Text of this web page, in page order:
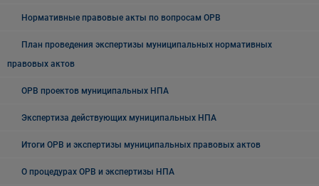
Нормативные правовые акты по вопросам ОРВ
План проведения экспертизы муниципальных нормативных
правовых актов
ОРВ проектов муниципальных НПА
Экспертиза действующих муниципальных НПА
Итоги ОРВ и экспертизы муниципальных правовых актов
О процедурах ОРВ и экспертизы НПА